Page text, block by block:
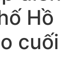
Hồ
cuối